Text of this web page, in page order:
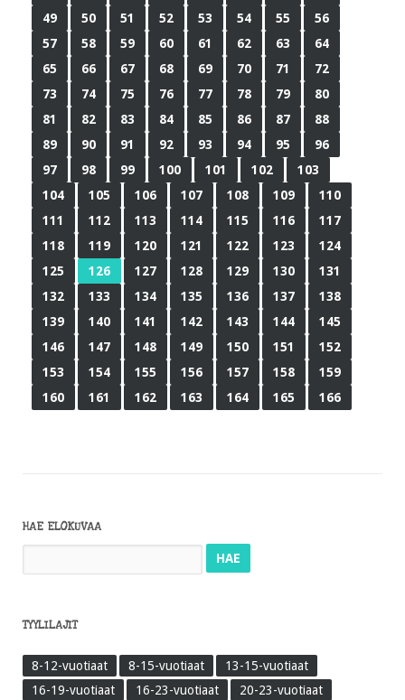
49
50 51 52 53 54 55
56
57
58 59 60 61 62 63
64
65
66 67 68 69 70 71
72
73
74 75 76 77 78 79
80
81
82 83 84 85 86 87
88
89
90 91 92 93 94 95
96
97
98 99 100 101 102
103
104
105 106 107 108 109
110
111
112 113 114 115 116
117
118
119 120 121 122 123
124
125
126 127 128 129 130
131
132
133 134 135 136 137
138
139
140 141 142 143 144
145
146
147 148 149 150 151
152
153
154 155 156 157 158
159
160
161 162 163 164 165 166
HAE ELOKUVAA
TYYLILAJIT
8-12-vuotiaat 8-15-vuotiaat
13-15-vuotiaat
16-19-vuotiaat
16-23-vuotiaat
20-23-vuotiaat